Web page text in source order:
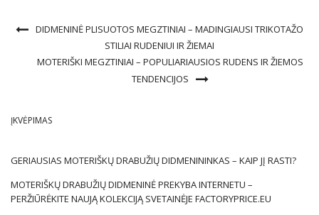
DIDMENINĖ PLISUOTOS MEGZTINIAI – MADINGIAUSI TRIKOTAŽO
STILIAI RUDENIUI IR ŽIEMAI
MOTERIŠKI MEGZTINIAI – POPULIARIAUSIOS RUDENS IR ŽIEMOS
TENDENCIJOS
ĮKVĖPIMAS
GERIAUSIAS MOTERIŠKŲ DRABUŽIŲ DIDMENININKAS – KAIP JĮ RASTI?
MOTERIŠKŲ DRABUŽIŲ DIDMENINĖ PREKYBA INTERNETU –
PERŽIŪRĖKITE NAUJĄ KOLEKCIJĄ SVETAINĖJE FACTORYPRICE.EU